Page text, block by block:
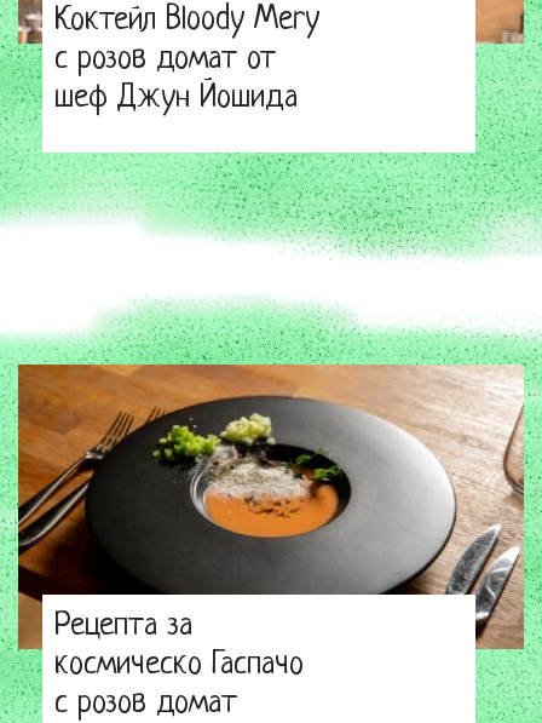
Коктейл Bloody Mery
с розов домат от
шеф Джун Йошида
Рецепта за
космическо Гаспачо
с розов домат